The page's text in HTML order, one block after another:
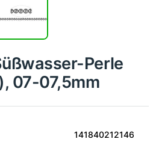
Perle
07-07,5mm
141840212146